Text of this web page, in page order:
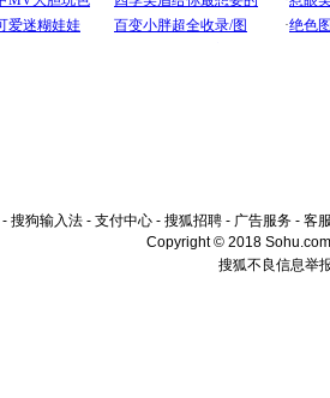
- 搜狗输入法 - 支付中心 - 搜狐招聘 - 广告服务 - 客
Copyright © 2018
搜狐不良信息举